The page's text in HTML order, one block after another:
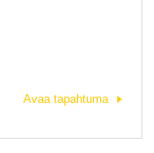
Avaa tapahtuma